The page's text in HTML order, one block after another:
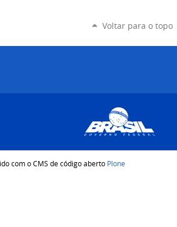
Voltar para o topo
com o CMS de código aberto Plone